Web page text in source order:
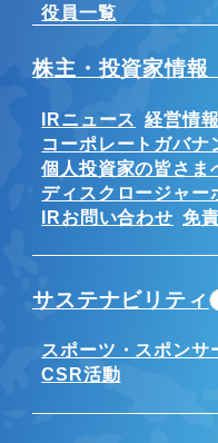
役員一覧
株主・投資家情報
IRニュース 経営情報
コーポレートガバナ
個人投資家の皆さま
ディスクロージャー
IRお問い合わせ 免
サステナビリティ
スポーツ・スポンサ
CSR活動